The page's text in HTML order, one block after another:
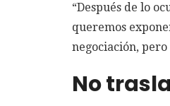
“Después de lo
queremos
negociación,
No